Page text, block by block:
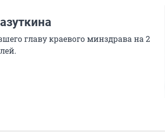
главу краевого минздрава на 2